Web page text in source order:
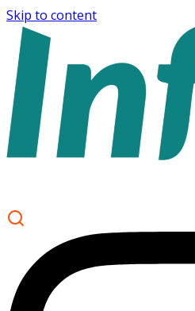
Skip to content